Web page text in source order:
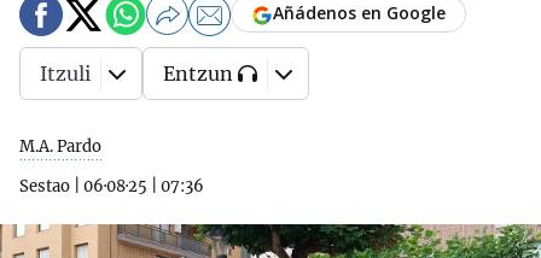
M.A. Pardo
Sestao
06·08·25 07:36
Añádenos en Google
Itzuli Entzun